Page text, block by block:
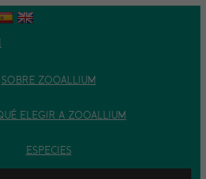
SOBRE ZOOALLIUM
ELEGIR A ZOOALLIUM
ESPECIES